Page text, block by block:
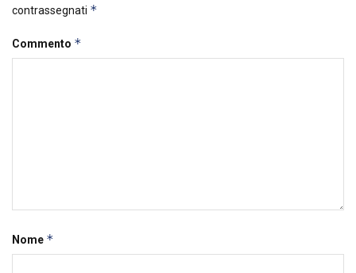
contrassegnati *
Commento *
Nome *